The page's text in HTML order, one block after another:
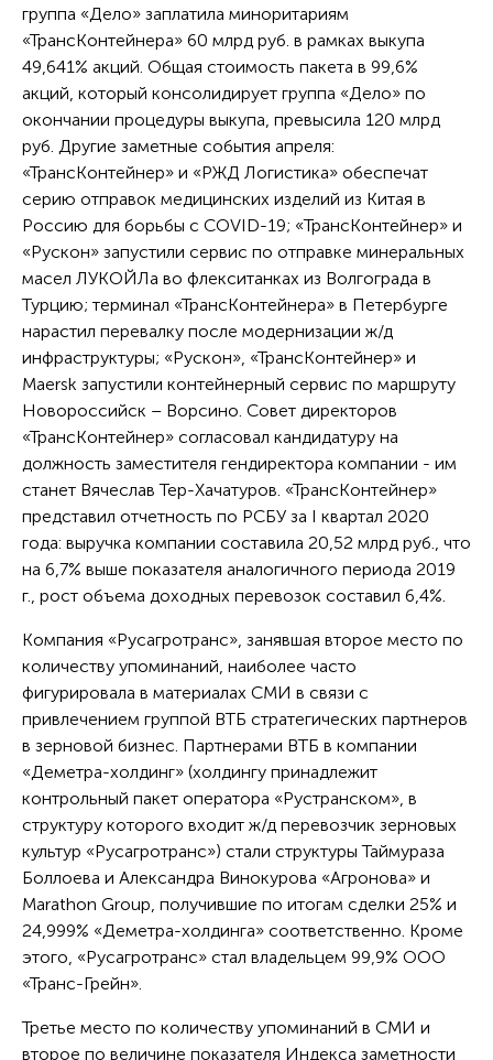
группа «Дело» заплатила миноритариям
«ТрансКонтейнера» 60 млрд руб. в рамках выкупа
49,641% акций. Общая стоимость пакета в 99,6%
акций, который консолидирует группа «Дело» по
окончании процедуры выкупа, превысила 120 млрд
руб. Другие заметные события апреля:
«ТрансКонтейнер» и «РЖД Логистика» обеспечат
серию отправок медицинских изделий из Китая в
Россию для борьбы с COVID-19; «ТрансКонтейнер» и
«Рускон» запустили сервис по отправке минеральных
масел ЛУКОЙЛа во флекситанках из Волгограда в
Турцию; терминал «ТрансКонтейнера» в Петербурге
нарастил перевалку после модернизации ж/д
инфраструктуры; «Рускон», «ТрансКонтейнер» и
Maersk запустили контейнерный сервис по маршруту
Новороссийск – Ворсино. Совет директоров
«ТрансКонтейнер» согласовал кандидатуру на
должность заместителя гендиректора компании - им
станет Вячеслав Тер-Хачатуров. «ТрансКонтейнер»
представил отчетность по РСБУ за I квартал 2020
года: выручка компании составила 20,52 млрд руб., что
на 6,7% выше показателя аналогичного периода 2019
г., рост объема доходных перевозок составил 6,4%.
Компания «Русагротранс», занявшая второе место по
количеству упоминаний, наиболее часто
фигурировала в материалах СМИ в связи с
привлечением группой ВТБ стратегических партнеров
в зерновой бизнес. Партнерами ВТБ в компании
«Деметра-холдинг» (холдингу принадлежит
контрольный пакет оператора «Рустранском», в
структуру которого входит ж/д перевозчик зерновых
культур «Русагротранс») стали структуры Таймураза
Боллоева и Александра Винокурова «Агронова» и
Marathon Group, получившие по итогам сделки 25% и
24,999% «Деметра-холдинга» соответственно. Кроме
этого, «Русагротранс» стал владельцем 99,9% ООО
«Транс-Грейн».
Третье место по количеству упоминаний в СМИ и
второе по величине показателя Индекса заметности